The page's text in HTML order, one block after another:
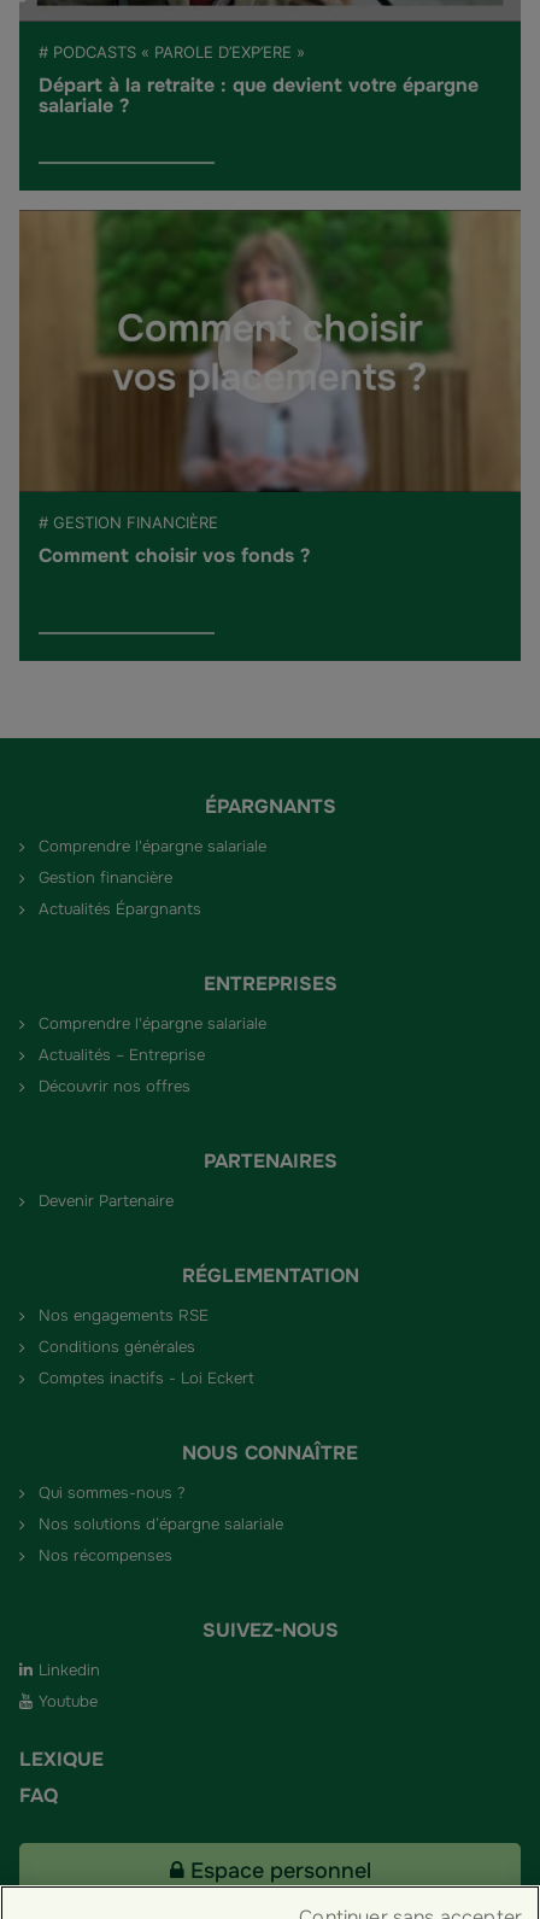
# PODCASTS « PAROLE D’EXP’ERE »
Départ à la retraite : que devient votre épargne
salariale ?
# GESTION FINANCIÈRE
Comment choisir vos fonds ?
ÉPARGNANTS
Comprendre l'épargne salariale
Gestion financière
Actualités Épargnants
ENTREPRISES
Comprendre l'épargne salariale
Actualités – Entreprise
Découvrir nos offres
PARTENAIRES
Devenir Partenaire
RÉGLEMENTATION
Nos engagements RSE
Conditions générales
Comptes inactifs - Loi Eckert
NOUS CONNAÎTRE
Qui sommes-nous ?
Nos solutions d’épargne salariale
Nos récompenses
SUIVEZ-NOUS
Linkedin
Youtube
LEXIQUE
FAQ
Espace personnel